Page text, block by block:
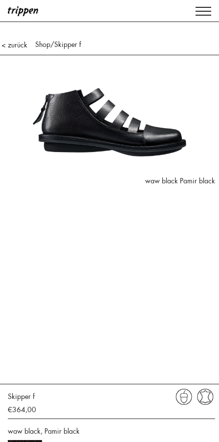
< zurück Shop/Skipper f
waw black Pamir black
Skipper f
€364,00
waw black, Pamir black